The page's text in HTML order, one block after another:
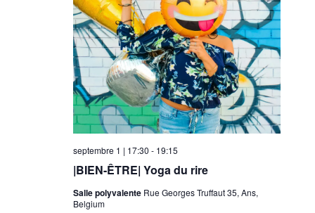
t
i
o
n
s
n
t
|BIEN-ÊTRE| Yoga du rire
septembre 1 | 17:30 - 19:15
Salle polyvalente Rue Georges Truffaut 35, Ans,
Belgium